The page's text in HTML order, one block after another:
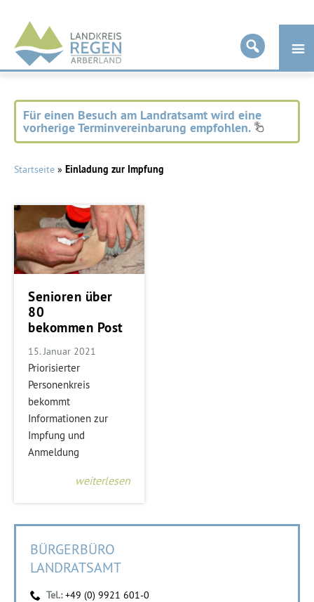
Landkreis
Regen
Für einen Besuch am Landratsamt wird eine
vorherige Terminvereinbarung empfohlen.
Startseite » Einladung zur Impfung
Senioren über
80
bekommen Post
15. Januar 2021
Priorisierter
Personenkreis
bekommt
Informationen zur
Impfung und
Anmeldung
weiterlesen
BÜRGERBÜRO
LANDRATSAMT
Tel.:+49 (0) 9921 601-0